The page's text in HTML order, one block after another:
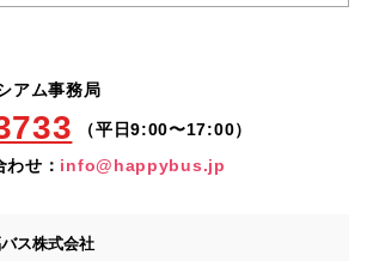
アム事務局
（平日9:00〜17:00）
せ： info@happybus.jp
ス株式会社